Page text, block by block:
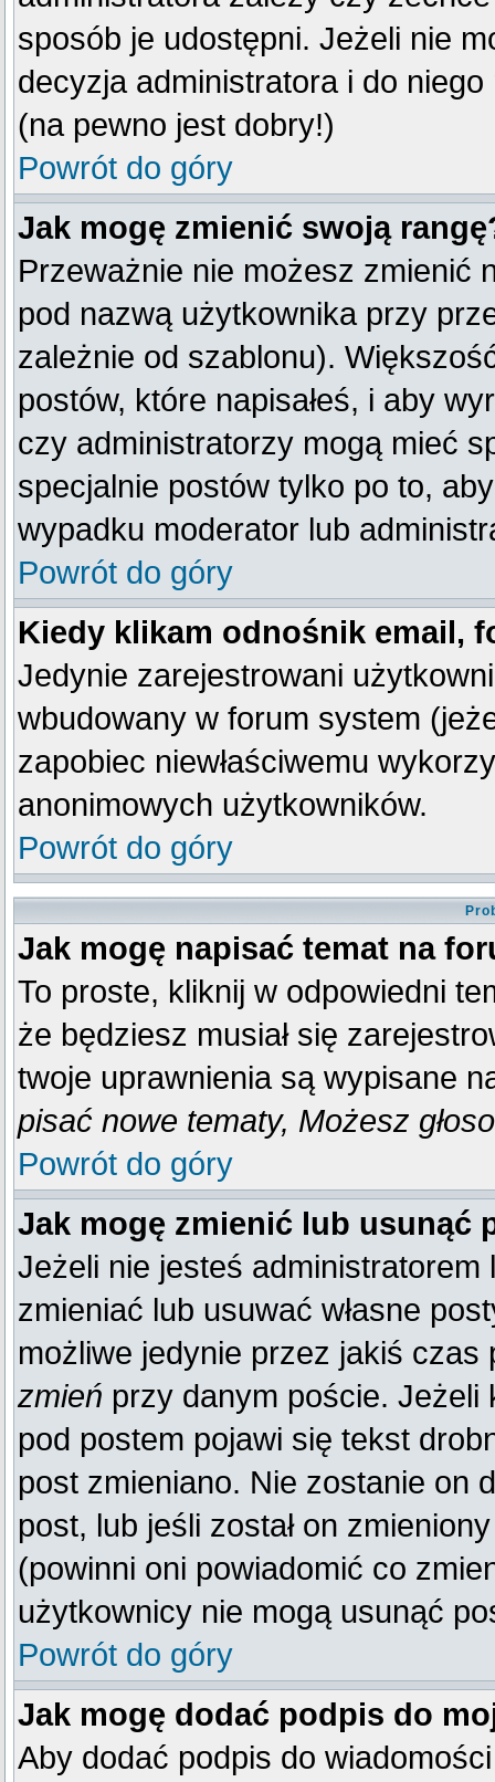
sposób je udostępni. Jeżeli nie
decyzja administratora i do
(na pewno jest dobry!)
Powrót do góry
Jak mogę zmienić swoją
Przeważnie nie możesz zmienić
pod nazwą użytkownika przy
zależnie od szablonu).
postów, które napisałeś, i aby
czy administratorzy mogą mieć
specjalnie postów tylko po to,
wypadku moderator lub
Powrót do góry
Kiedy klikam odnośnik email,
Jedynie zarejestrowani
wbudowany w forum system
zapobiec niewłaściwemu
anonimowych użytkowników.
Powrót do góry
Jak mogę napisać temat na
To proste, kliknij w odpowiedni
że będziesz musiał się
twoje uprawnienia są wypisane
pisać nowe tematy, Możesz
Powrót do góry
Jak mogę zmienić lub usunąć
Jeżeli nie jesteś
zmieniać lub usuwać własne
możliwe jedynie przez jakiś
zmień przy danym poście. Jeżeli
pod postem pojawi się tekst
post zmieniano. Nie zostanie on
post, lub jeśli został on
(powinni oni powiadomić co
użytkownicy nie mogą usunąć
Powrót do góry
Jak mogę dodać podpis do
Aby dodać podpis do